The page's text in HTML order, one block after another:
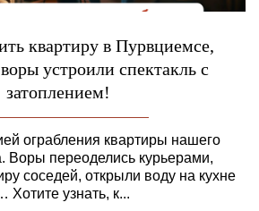
квартиру в Пурвциемсе,
устроили спектакль с
затоплением!
ограбления квартиры нашего
Воры переоделись курьерами,
соседей, открыли воду на кухне
Хотите узнать, к...